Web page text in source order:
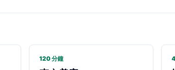
120 分鐘